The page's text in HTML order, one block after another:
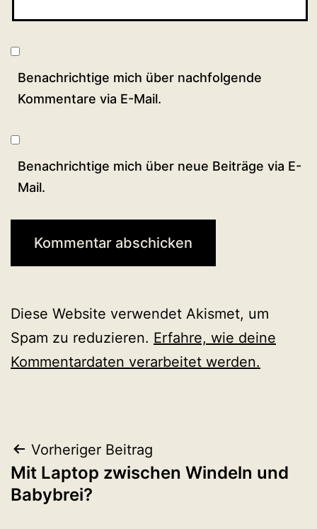
Benachrichtige mich über nachfolgende
Kommentare via E-Mail.
Benachrichtige mich über neue Beiträge via E-
Mail.
Diese Website verwendet Akismet, um
Spam zu reduzieren. Erfahre, wie deine
Kommentardaten verarbeitet werden.
Beitragsnavigation
Vorheriger Beitrag
Mit Laptop zwischen Windeln und
Babybrei?